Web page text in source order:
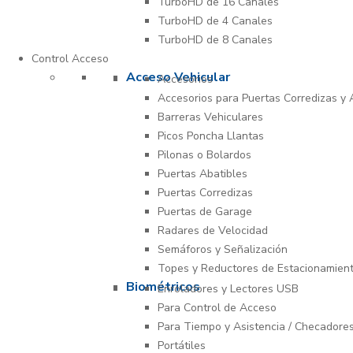
TurboHD de 4 Canales
TurboHD de 8 Canales
Control Acceso
Acceso Vehicular
Accesorios
Accesorios para Puertas Corredizas y
Barreras Vehiculares
Picos Poncha Llantas
Pilonas o Bolardos
Puertas Abatibles
Puertas Corredizas
Puertas de Garage
Radares de Velocidad
Semáforos y Señalización
Topes y Reductores de
Biométricos
Enroladores y Lectores USB
Para Control de Acceso
Para Tiempo y Asistencia / Checadores
Portátiles